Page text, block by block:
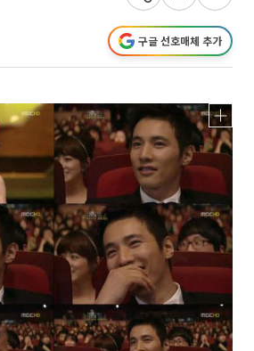
구글 선호매체 추가